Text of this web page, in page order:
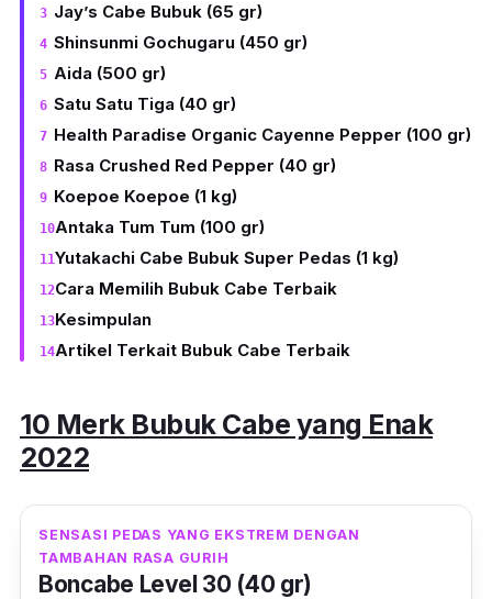
Jay’s Cabe Bubuk (65 gr)
Shinsunmi Gochugaru (450 gr)
Aida (500 gr)
Satu Satu Tiga (40 gr)
Health Paradise Organic Cayenne Pepper (100 gr)
Rasa Crushed Red Pepper (40 gr)
Koepoe Koepoe (1 kg)
Antaka Tum Tum (100 gr)
Yutakachi Cabe Bubuk Super Pedas (1 kg)
Cara Memilih Bubuk Cabe Terbaik
Kesimpulan
Artikel Terkait Bubuk Cabe Terbaik
10 Merk Bubuk Cabe yang Enak
2022
SENSASI PEDAS YANG EKSTREM DENGAN
TAMBAHAN RASA GURIH
Boncabe Level 30 (40 gr)